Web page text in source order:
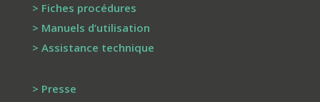
> Fiches procédures
> Manuels d’utilisation
> Assistance technique
> Presse